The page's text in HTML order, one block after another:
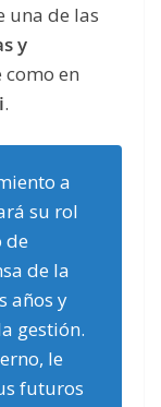
una de las
y
en
.
a
su rol
de
de la
años y
gestión.
le
futuros